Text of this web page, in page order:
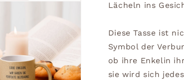
Lächeln ins
Diese Tasse ist
Symbol der
ob ihre Enkelin
sie wird sich